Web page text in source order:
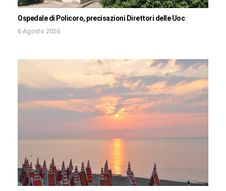
Ospedale di Policoro, precisazioni Direttori delle Uoc
6 Agosto 2026